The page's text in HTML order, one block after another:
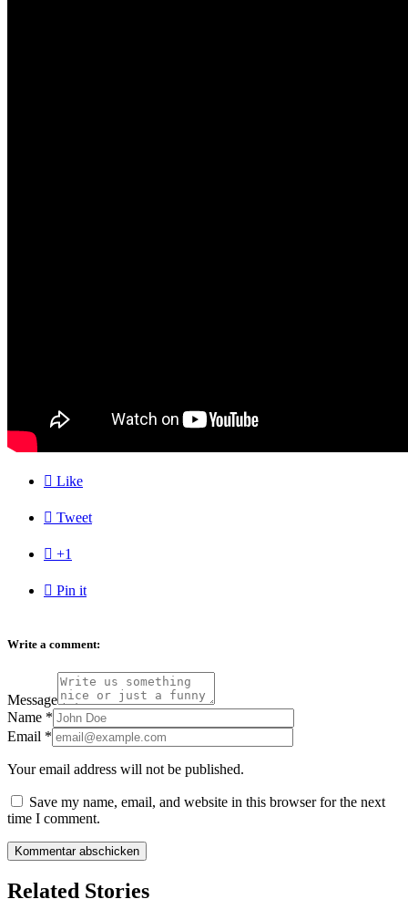
 Like
 Tweet
 +1
 Pin it
Write a comment:
Message
Name *
Email *
Your email address will not be published.
Save my name, email, and website in this browser for the next
time I comment.
Related Stories